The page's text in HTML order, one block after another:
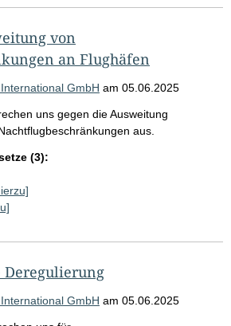
von
an Flughäfen
GmbH am 05.06.2025
uns gegen die Ausweitung
aus.
(3):
GmbH am 05.06.2025